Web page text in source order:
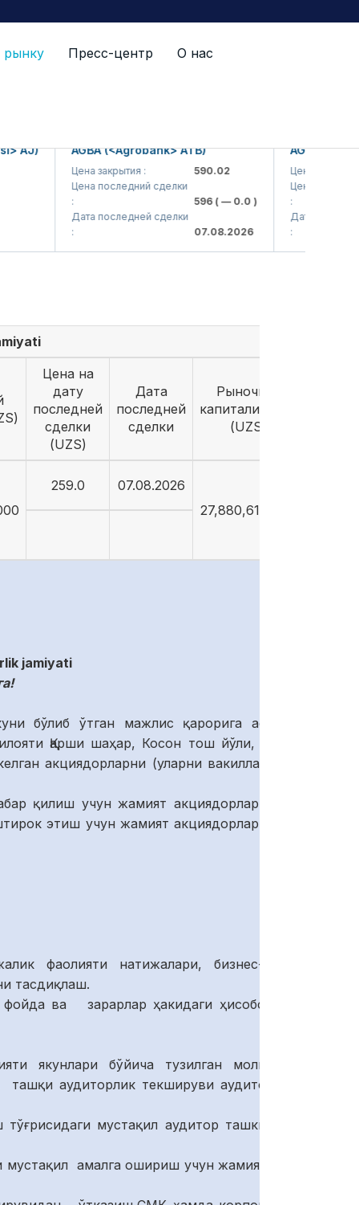
Пресс-центр О нас
AGBA (<Agrobank> ATB)
Цена закрытия :
590.02
Цена последний сделки
( — 0.0 )
Дата последней сделки
07.08.2026
AGBAP
Цена закрытия :
Цена последний
Дата последней
Цена на
дату
последней
сделки
(UZS)
Дата
последней
сделки
Рыночная
капитализация
(UZS)
259.0
07.08.2026
27,880,614,400
jamiyati
бўлиб ўтган мажлис қарорига асосан
Қарши шаҳар, Косон тош йўли, 16 уй
акциядорларни (уларни вакилларини)
қилиш учун жамият акциядорларининг
этиш учун жамият акциядорларининг
фаолияти натижалари, бизнес-режа
тасдиқлаш.
ва зарарлар ҳакидаги ҳисоботини
якунлари бўйича тузилган молиявий
аудиторлик текшируви аудиторлик
мустақил аудитор ташкилоти
амалга ошириш учун жамиятнинг